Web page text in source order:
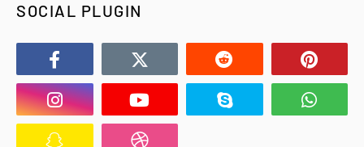
SOCIAL PLUGIN